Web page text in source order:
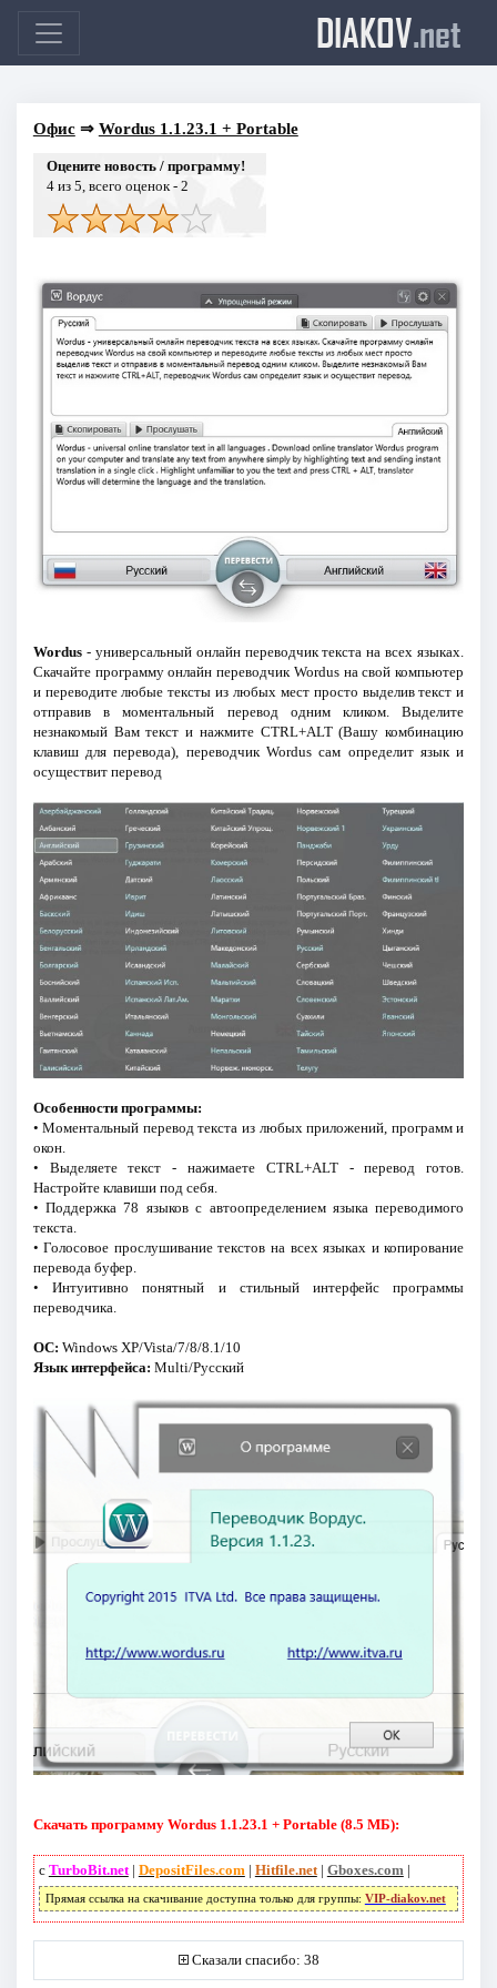
DIAKOV.net
Офис⇒ Wordus 1.1.23.1 + Portable
Оцените новость / программу!
4из 5, всего оценок - 2
Wordus- универсальный онлайн переводчик текста на всех языках.
Скачайте программу онлайн переводчик Wordus на свой компьютер
и переводите любые тексты из любых мест просто выделив текст и
отправив в моментальный перевод одним кликом. Выделите
незнакомый Вам текст и нажмите CTRL+ALT (Вашу комбинацию
клавиш для перевода), переводчик Wordus сам определит язык и
осуществит перевод
Особенности программы:
• Моментальный перевод текста из любых приложений, программ и
окон.
• Выделяете текст - нажимаете CTRL+ALT - перевод готов.
Настройте клавиши под себя.
• Поддержка 78 языков с автоопределением языка переводимого
текста.
• Голосовое прослушивание текстов на всех языках и копирование
перевода буфер.
• Интуитивно понятный и стильный интерфейс программы
переводчика.
ОС: Windows XP/Vista/7/8/8.1/10
Язык интерфейса: Multi/Русский
Скачать программу Wordus 1.1.23.1 + Portable (8.5 МБ):
с TurboBit.net| DepositFiles.com| Hitfile.net| Gboxes.com|
Прямая ссылка на скачивание доступна только для группы: VIP-diakov.net
Сказали спасибо: 38